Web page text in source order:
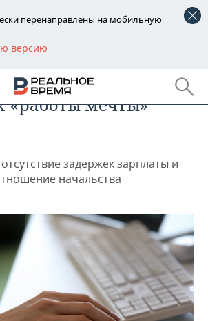
перенаправлены на мобильную
версию
ДОХОДАХ
рассказали о
«работы мечты»
задержек зарплаты и
начальства